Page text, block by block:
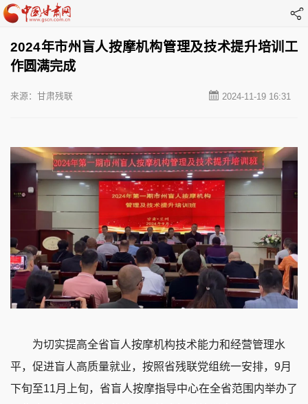
2024年市州盲人按摩机构管理及技术提升培训工
作圆满完成
2024-11-19 16:31
来源：甘肃残联
为切实提高全省盲人按摩机构技术能力和经营管理水
平，促进盲人高质量就业，按照省残联党组统一安排，9月
下旬至11月上旬，省盲人按摩指导中心在全省范围内举办了